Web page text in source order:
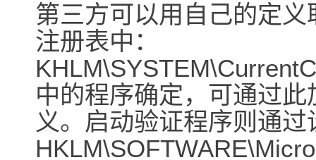
第三方可以用自己的定
注册表中：
中的程序确定，可通过
义。启动验证程序则通过